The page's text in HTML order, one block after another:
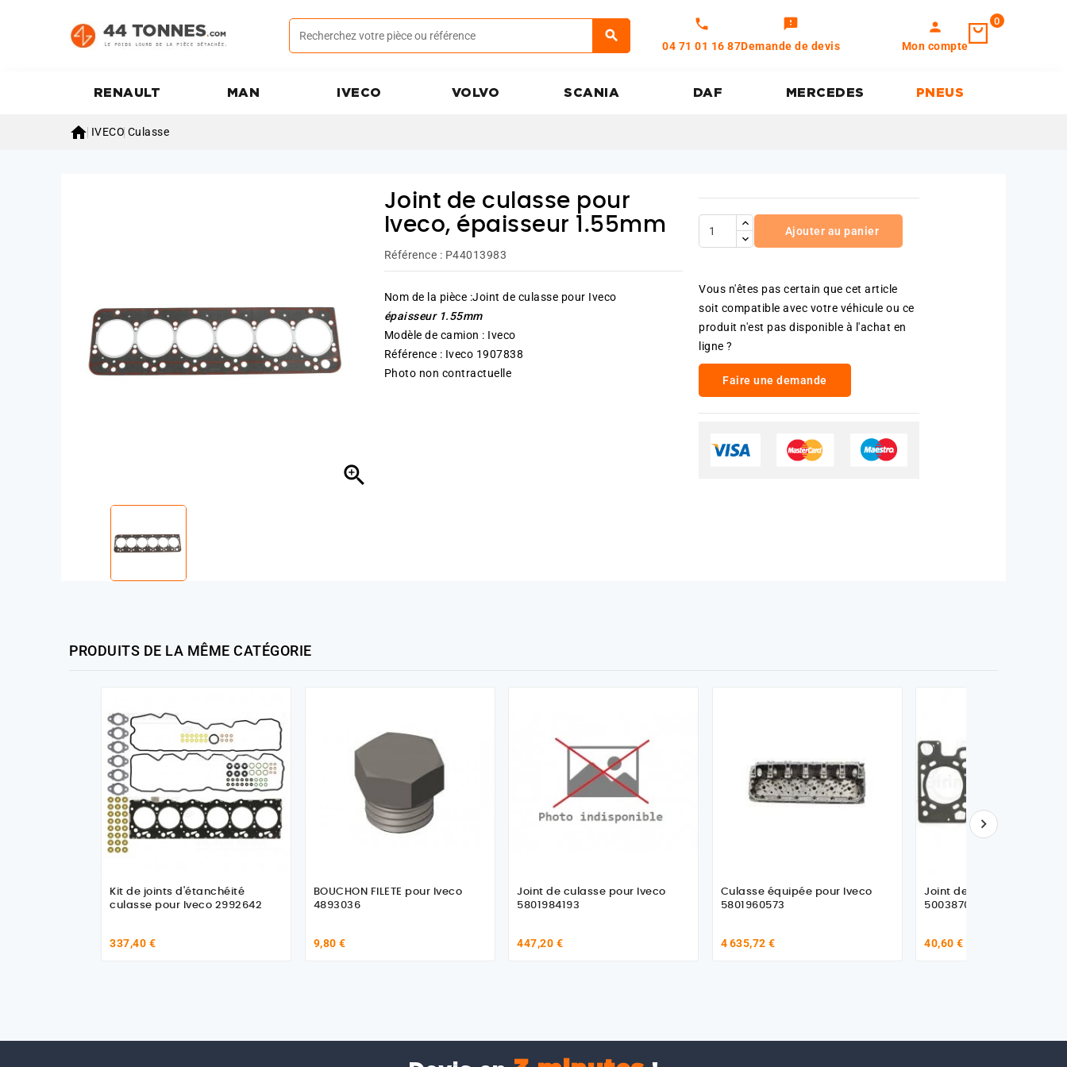
call
04 71 01 16 87
feedback
Demande de devis
person
Mon compte
0
RENAULT MAN IVECO VOLVO SCANIA DAF MERCEDES PNEUS
 IVECO Culasse

Joint de culasse pour
Iveco, épaisseur 1.55mm
Référence : P44013983
Nom de la pièce :Joint de culasse pour Iveco
épaisseur 1.55mm
Modèle de camion : Iveco
Référence : Iveco 1907838
Photo non contractuelle
Ajouter au panier
Vous n'êtes pas certain que cet article
soit compatible avec votre véhicule ou ce
produit n'est pas disponible à l'achat en
ligne ?
Faire une demande
PRODUITS DE LA MÊME CATÉGORIE
Kit de joints d'étanchéité
culasse pour Iveco 2992642
337,40 €
BOUCHON FILETE pour Iveco
4893036
9,80 €
Joint de culasse pour Iveco
5801984193
447,20 €
Culasse équipée pour Iveco
5801960573
4 635,72 €
Joint de culasse pour
500387068
40,60 €
